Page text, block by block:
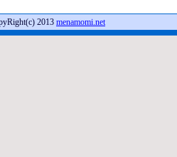
2013 menamomi.net